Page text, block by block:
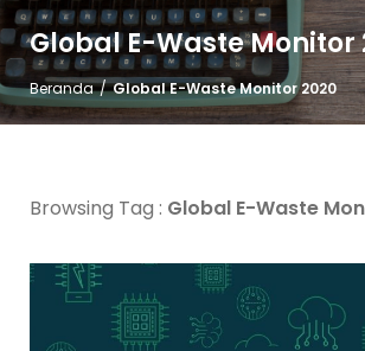
Global E-Waste Monitor
Beranda / Global E-Waste Monitor 2020
Browsing Tag : Global E-Waste